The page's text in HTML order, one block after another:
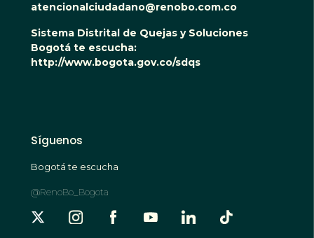
atencionalciudadano@renobo.com.co
Sistema Distrital de Quejas y Soluciones
Bogotá te escucha:
http://www.bogota.gov.co/sdqs
Síguenos
Bogotá te escucha
@RenoBo_Bogota